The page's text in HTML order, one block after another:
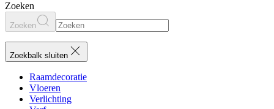
Zoeken
Zoeken
Zoekbalk sluiten
Raamdecoratie
Vloeren
Verlichting